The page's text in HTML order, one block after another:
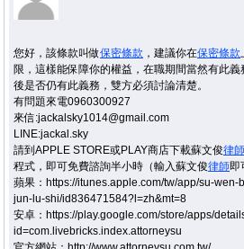
您好，該條款叫做保密條款 ，建議你在保密條款
限，這樣能保障你的權益，在職期間當然有此義
後是否仍有此義務，雙方必須討論清楚。
有問題來電0960300927
來信:jackalsky1014@gmail.com
LINE:jackal.sky
請到APPLE STORE或PLAY商店下載蘇文俊律師
程式，即可免費諮詢半小時（輸入蘇文俊律師即
蘋果：https://itunes.apple.com/tw/app/su-wen-
jun-lu-shi/id836471584?l=zh&mt=8
安卓：https://play.google.com/store/apps/
id=com.livebricks.index.attorneysu